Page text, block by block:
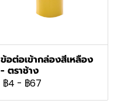
ข้อต่อเข้ากล่องสีเหลือง
- ตราช้าง
฿4 - ฿67